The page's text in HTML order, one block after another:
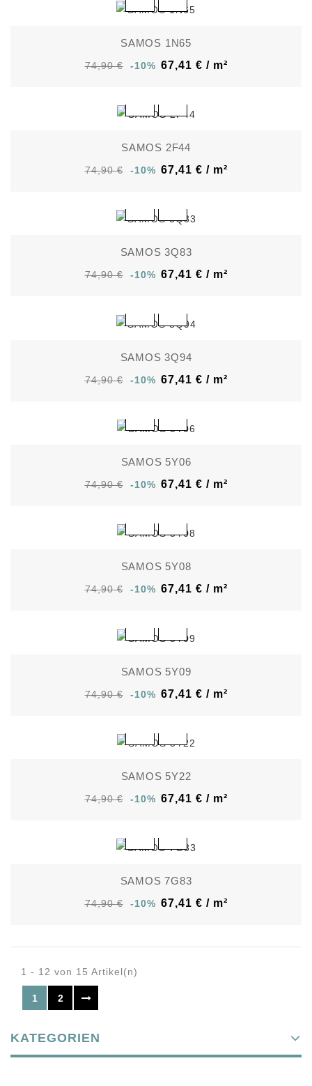
SAMOS 1N65
74,90 € -10% 67,41 € / m²
SAMOS 2F44
74,90 € -10% 67,41 € / m²
SAMOS 3Q83
74,90 € -10% 67,41 € / m²
SAMOS 3Q94
74,90 € -10% 67,41 € / m²
SAMOS 5Y06
74,90 € -10% 67,41 € / m²
SAMOS 5Y08
74,90 € -10% 67,41 € / m²
SAMOS 5Y09
74,90 € -10% 67,41 € / m²
SAMOS 5Y22
74,90 € -10% 67,41 € / m²
SAMOS 7G83
74,90 € -10% 67,41 € / m²
1 - 12 von 15 Artikel(n)
1 2
KATEGORIEN